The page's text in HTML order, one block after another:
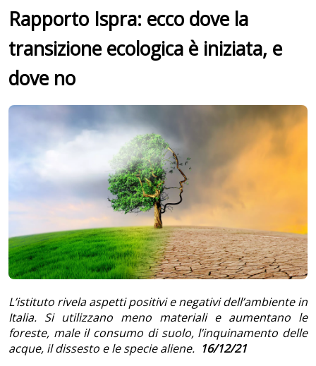
Rapporto Ispra: ecco dove la
transizione ecologica è iniziata, e
dove no
L’istituto rivela aspetti positivi e negativi dell’ambiente in
Italia. Si utilizzano meno materiali e aumentano le
foreste, male il consumo di suolo, l’inquinamento delle
acque, il dissesto e le specie aliene. 16/12/21